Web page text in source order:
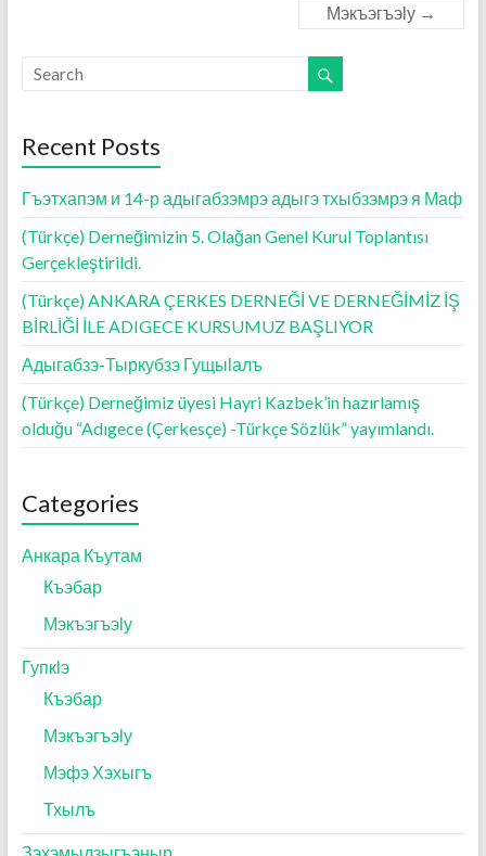
Мэкъэгъэӏу →
Recent Posts
Гъэтхапэм и 14-р адыгабзэмрэ адыгэ тхыбзэмрэ я Маф
(Türkçe) Derneğimizin 5. Olağan Genel Kurul Toplantısı
Gerçekleştirildi.
(Türkçe) ANKARA ÇERKES DERNEĞİ VE DERNEĞİMİZ İŞ
BİRLİĞİ İLE ADIGECE KURSUMUZ BAŞLIYOR
Адыгабзэ-Тыркубзэ Гущыӏалъ
(Türkçe) Derneğimiz üyesi Hayri Kazbek’in hazırlamış
olduğu “Adıgece (Çerkesçe) -Türkçe Sözlük” yayımlandı.
Categories
Анкара Къутам
Къэбар
Мэкъэгъэӏу
Гупкӏэ
Къэбар
Мэкъэгъэӏу
Мэфэ Хэхыгъ
Тхылъ